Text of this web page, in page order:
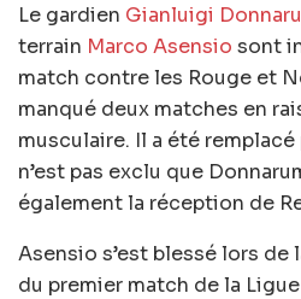
Le gardien Gianluigi
terrain Marco Asensio sont
match contre les Rouge et
manqué deux matches en
musculaire. Il a été
n’est pas exclu que
également la réception de
Asensio s’est blessé lors de
du premier match de la